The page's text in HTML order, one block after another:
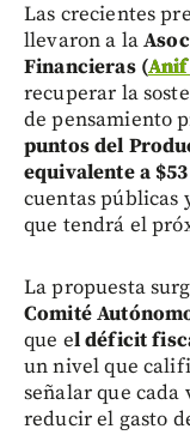
Las crecientes
llevaron a la
Financieras (Anif
recuperar la
de pensamiento
puntos del
equivalente a
cuentas públicas
que tendrá el
La propuesta
Comité
que el déficit
un nivel que
señalar que cada
reducir el gasto